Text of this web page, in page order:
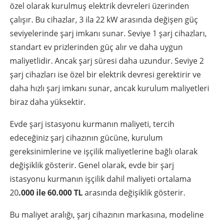
özel olarak kurulmuş elektrik devreleri üzerinden
çalışır. Bu cihazlar, 3 ila 22 kW arasında değişen güç
seviyelerinde şarj imkanı sunar. Seviye 1 şarj cihazları,
standart ev prizlerinden güç alır ve daha uygun
maliyetlidir. Ancak şarj süresi daha uzundur. Seviye 2
şarj cihazları ise özel bir elektrik devresi gerektirir ve
daha hızlı şarj imkanı sunar, ancak kurulum maliyetleri
biraz daha yüksektir.
Evde şarj istasyonu kurmanın maliyeti, tercih
edeceğiniz şarj cihazının gücüne, kurulum
gereksinimlerine ve işçilik maliyetlerine bağlı olarak
değişiklik gösterir. Genel olarak, evde bir şarj
istasyonu kurmanın işçilik dahil maliyeti ortalama
20.000 ile 60.000 TLarasında değişiklik gösterir.
Bu maliyet aralığı, şarj cihazının markasına, modeline